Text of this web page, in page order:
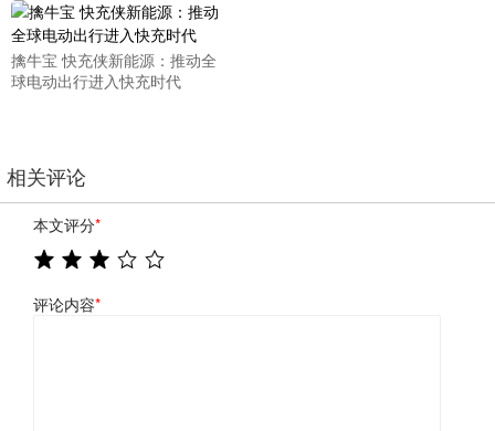
擒牛宝 快充侠新能源：推动全
球电动出行进入快充时代
相关评论
本文评分*
评论内容*